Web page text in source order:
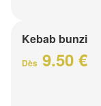
Kebab bunzi
Dès 9.50 €